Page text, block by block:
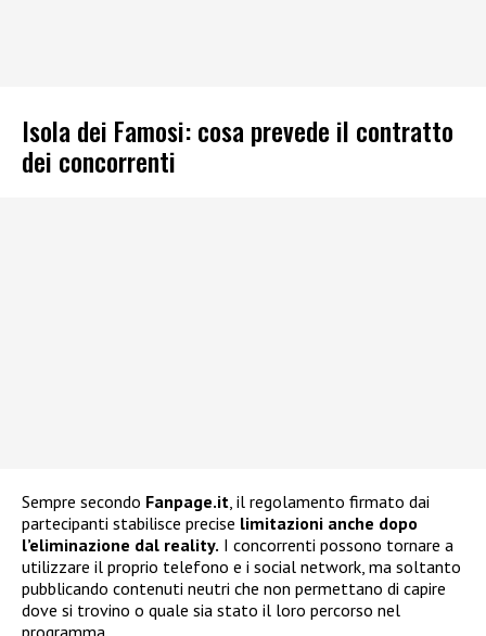
Isola dei Famosi: cosa prevede il contratto
dei concorrenti
Sempre secondo Fanpage.it, il regolamento firmato dai
partecipanti stabilisce precise limitazioni anche dopo
l’eliminazione dal reality. I concorrenti possono tornare a
utilizzare il proprio telefono e i social network, ma soltanto
pubblicando contenuti neutri che non permettano di capire
dove si trovino o quale sia stato il loro percorso nel